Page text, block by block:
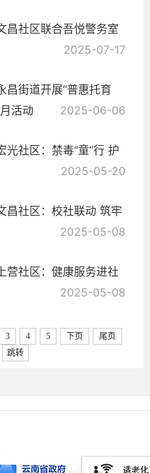
昌社区联合吾悦警务室
2025-07-17
昌街道开展“普惠托育
活动
2025-06-06
光社区：禁毒“童”行 护
2025-05-20
昌社区：校社联动 筑牢
2025-05-08
上营社区：健康服务进社
2025-05-08
3 4 5 下页
尾页
跳转